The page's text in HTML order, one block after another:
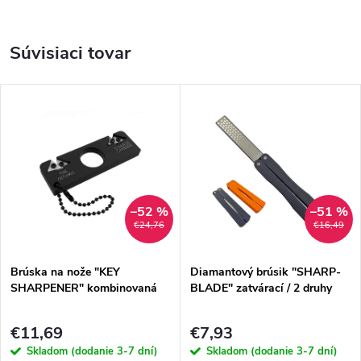
Súvisiaci tovar
€24,76
–52 %
Brúska na nože "KEY
SHARPENER" kombinovaná
€11,69
Skladom (dodanie 3-7 dní)
€16,49
–51 %
Diamantový brúsik "SHARP-
BLADE" zatvárací / 2 druhy
€7,93
Skladom (dodanie 3-7 dní)